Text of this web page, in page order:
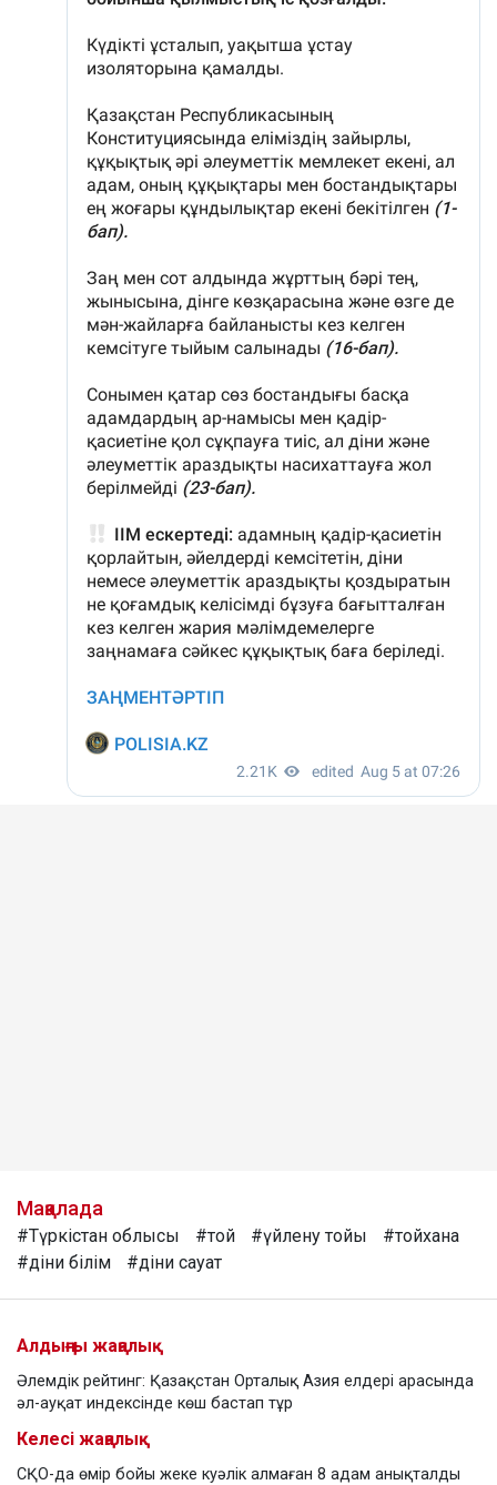
Мақалада
#Түркістан облысы #той #үйлену тойы
#тойхана
#діни білім
#діни сауат
Алдыңғы жаңалық
Әлемдік рейтинг: Қазақстан Орталық Азия елдері арасында
әл-ауқат индексінде көш бастап тұр
Келесі жаңалық
СҚО-да өмір бойы жеке куәлік алмаған 8 адам анықталды